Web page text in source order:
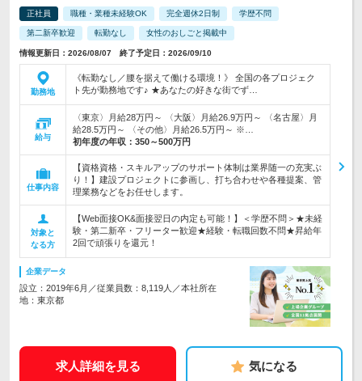
正社員 職種・業種未経験OK 完全週休2日制 学歴不問
第二新卒歓迎 転勤なし 女性のおしごと掲載中
情報更新日：2026/08/07 終了予定日：2026/09/10
勤務地
《転勤なし／腰を据えて働ける環境！》 全国の各プロジェク
ト先が勤務地です♪ ★あなたの好きな街でず…
給与
〈東京〉月給28万円～ 〈大阪〉月給26.9万円～ 〈名古屋〉月
給28.5万円～ 〈その他〉月給26.5万円～ ※…
初年度の年収： 350～500万円
仕事内容
【資格資格・スキルアップのサポート体制は業界随一の充実ぶ
り！】建設プロジェクトに参画し、打ち合わせや各種提案、管
理業務などをお任せします。
対象と
なる方
【Web面接OK&面接翌日の内定も可能！】＜学歴不問＞★未経
験・第二新卒・フリーター歓迎★経験・転職回数不問★昇給年
2回で頑張りを還元！
企業データ
設立：2019年6月／従業員数：8,119人／本社所在
地：東京都
求人詳細を見る 気になる